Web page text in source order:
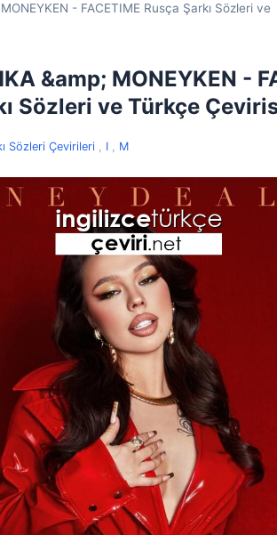
- FACETIME Rusça Şarkı Sözleri ve
&amp; MONEYKEN -
Sözleri ve Türkçe
Sözleri Çevirileri , I , M